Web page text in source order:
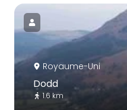
Royaume-Uni
Dodd
1.6 km